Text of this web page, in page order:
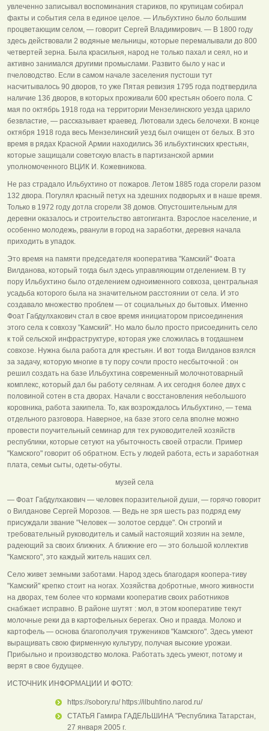
увлеченно записывал воспоминания стариков, по крупицам собирал
факты и события села в единое целое. — Ильбухтино было большим
процветающим селом, — говорит Сергей Владимирович. — В 1800 году
здесь действовали 2 водяные мельницы, которые перемалывали до 800
четвертей зерна. Была красильня, народ не только пахал и сеял, но и
активно занимался другими промыслами. Развито было у нас и
пчеловодство. Если в самом начале заселения пустоши тут
насчитывалось 90 дворов, то уже Пятая ревизия 1795 года подтвердила
наличие 136 дворов, в которых проживали 600 крестьян обоего пола. С
мая по октябрь 1918 года на территории Мензелинского уезда царило
безвластие, — рассказывает краевед. Лютовали здесь белочехи. В конце
октября 1918 года весь Мензелинский уезд был очищен от белых. В это
время в рядах Красной Армии находились 36 ильбухтинских крестьян,
которые защищали советскую власть в партизанской армии
уполномоченного ВЦИК И. Кожевникова.
Не раз страдало Ильбухтино от пожаров. Летом 1885 года сгорели разом
132 двора. Погулял красный петух на здешних подворьях и в наше время.
Только в 1972 году дотла сгорели 38 домов. Опустошительным для
деревни оказалось и строительство автогиганта. Взрослое население, и
особенно молодежь, рванули в город на заработки, деревня начала
приходить в упадок.
Это время на памяти председателя кооператива "Камский" Фоата
Вилданова, который тогда был здесь управляющим отделением. В ту
пору Ильбухтино было отделением одноименного совхоза, центральная
усадьба которого была на значительном расстоянии от села. И это
создавало множество проблем — от социальных до бытовых. Именно
Фоат Габдулхакович стал в свое время инициатором присоединения
этого села к совхозу "Камский". Но мало было просто присоединить село
к той сельской инфраструктуре, которая уже сложилась в тогдашнем
совхозе. Нужна была работа для крестьян. И вот тогда Вилданов взялся
за задачу, которую многие в ту пору сочли просто несбыточной : он
решил создать на базе Ильбухтина современный молочнотоварный
комплекс, который дал бы работу селянам. А их сегодня более двух с
половиной сотен в ста дворах. Начали с восстановления небольшого
коровника, работа закипела. То, как возрождалось Ильбухтино, — тема
отдельного разговора. Наверное, на базе этого села вполне можно
провести поучительный семинар для тех руководителей хозяйств
республики, которые сетуют на убыточность своей отрасли. Пример
"Камского" говорит об обратном. Есть у людей работа, есть и заработная
плата, семьи сыты, одеты-обуты.
музей села
— Фоат Габдулхакович — человек поразительной души, — горячо говорит
о Вилданове Сергей Морозов. — Ведь не зря шесть раз подряд ему
присуждали звание "Человек — золотое сердце". Он строгий и
требовательный руководитель и самый настоящий хозяин на земле,
радеющий за своих ближних. А ближние его — это большой коллектив
"Камского", это каждый житель наших сел.
Село живет земными заботами. Народ здесь благодаря коопера-тиву
"Камский" крепко стоит на ногах. Хозяйства добротные, много живности
на дворах, тем более что кормами кооператив своих работников
снабжает исправно. В районе шутят : мол, в этом кооперативе текут
молочные реки да в картофельных берегах. Оно и правда. Молоко и
картофель — основа благополучия тружеников "Камского". Здесь умеют
выращивать свою фирменную культуру, получая высокие урожаи.
Прибыльно и производство молока. Работать здесь умеют, потому и
верят в свое будущее.
ИСТОЧНИК ИНФОРМАЦИИ И ФОТО:
https://sobory.ru/ https://ilbuhtino.narod.ru/
СТАТЬЯ Гамира ГАДЕЛЬШИНА "Республика Татарстан,
27 января 2005 г.